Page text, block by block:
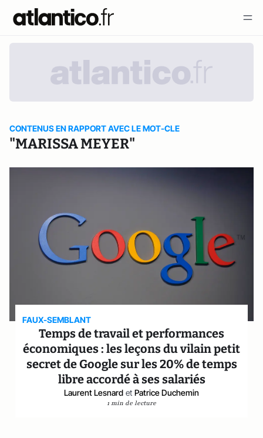
CONTENUS EN RAPPORT AVEC LE MOT-CLE
"MARISSA MEYER"
FAUX-SEMBLANT
Temps de travail et performances
économiques : les leçons du vilain petit
secret de Google sur les 20% de temps
libre accordé à ses salariés
Laurent Lesnard et Patrice Duchemin
1 min de lecture